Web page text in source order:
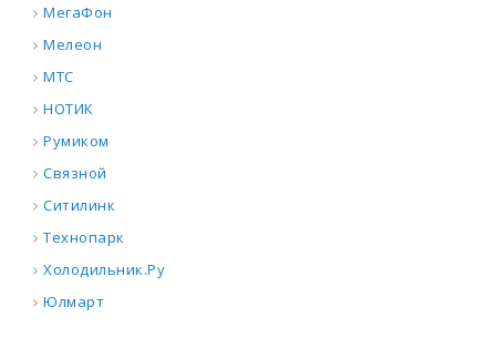
МегаФон
Мелеон
МТС
НОТИК
Румиком
Связной
Ситилинк
Технопарк
Холодильник.Ру
Юлмарт